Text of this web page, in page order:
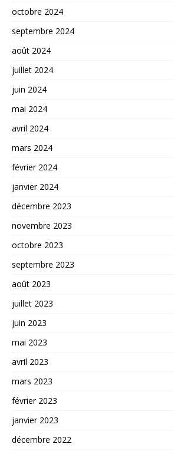
octobre 2024
septembre 2024
août 2024
juillet 2024
juin 2024
mai 2024
avril 2024
mars 2024
février 2024
janvier 2024
décembre 2023
novembre 2023
octobre 2023
septembre 2023
août 2023
juillet 2023
juin 2023
mai 2023
avril 2023
mars 2023
février 2023
janvier 2023
décembre 2022